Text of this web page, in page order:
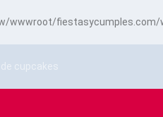
wwwroot/
cupcakes